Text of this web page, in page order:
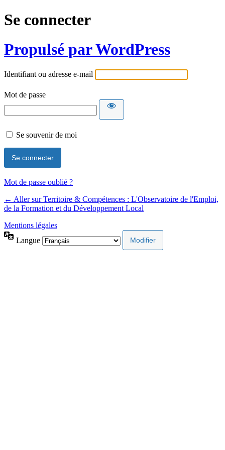
Se connecter
Propulsé par WordPress
Identifiant ou adresse e-mail
Mot de passe
Se souvenir de moi
Mot de passe oublié ?
← Aller sur Territoire & Compétences : L'Observatoire de l'Emploi,
de la Formation et du Développement Local
Mentions légales
Langue